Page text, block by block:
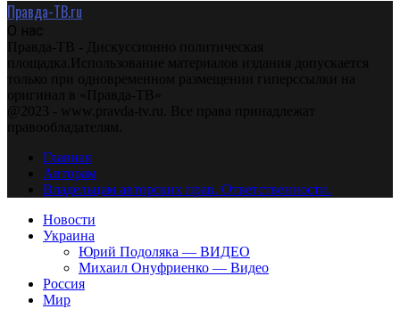
Правда-ТВ.ru
О нас
Правда-ТВ - Дискуссионно политическая
площадка.Использование материалов издания допускается
только при одновременном размещении гиперссылки на
оригинал в «Правда-ТВ»
@2023 - www.pravda-tv.ru. Все права принадлежат
правообладателям.
Главная
Авторам
Владельцам авторских прав. Ответственности.
Новости
Украина
Юрий Подоляка — ВИДЕО
Михаил Онуфриенко — Видео
Россия
Мир